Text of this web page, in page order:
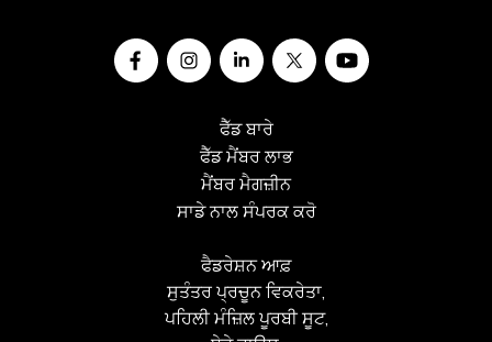
ਫੈੱਡ ਬਾਰੇ
ਫੈੱਡ ਮੈਂਬਰ ਲਾਭ
ਮੈਂਬਰ ਮੈਗਜ਼ੀਨ
ਸਾਡੇ ਨਾਲ ਸੰਪਰਕ ਕਰੋ
ਫੈਡਰੇਸ਼ਨ ਆਫ਼
ਸੁਤੰਤਰ ਪ੍ਰਚੂਨ ਵਿਕਰੇਤਾ,
ਪਹਿਲੀ ਮੰਜ਼ਿਲ ਪੂਰਬੀ ਸੂਟ,